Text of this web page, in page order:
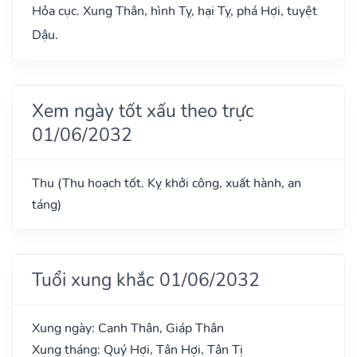
Hỏa cục. Xung Thân, hình Tỵ, hại Tỵ, phá Hợi, tuyệt
Dậu.
Xem ngày tốt xấu theo trực
01/06/2032
Thu (Thu hoạch tốt. Kỵ khởi công, xuất hành, an
táng)
Tuổi xung khắc 01/06/2032
Xung ngày: Canh Thân, Giáp Thân
Xung tháng: Quý Hợi, Tân Hợi, Tân Tị